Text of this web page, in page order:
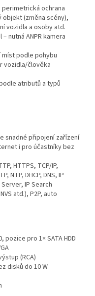
ochrana
(změna scény),
vozidla a osoby atd.
nutná ANPR kamera
podle pohybu
vozidla/člověka
atributů a typů
snadné připojení zařízení
i pro účastníky bez
HTTPS, TCP/IP,
NTP, DHCP, DNS, IP
Server, IP Search
atd.), P2P, auto
pozice pro 1× SATA HDD
(RCA)
disků do 10 W